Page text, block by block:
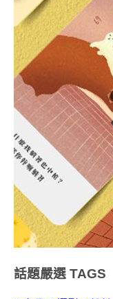
話題嚴選 TAGS